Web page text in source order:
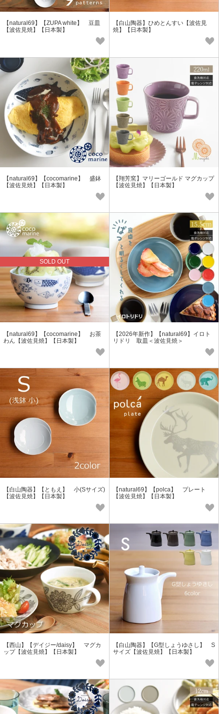
【natural69】【ZUPA white】 豆皿
【波佐見焼】【日本製】
【白山陶器】ひめとんすい【波佐見
焼】【日本製】
【natural69】【cocomarine】 盛鉢
【波佐見焼】【日本製】
【翔芳窯】マリーゴールド マグカップ
【波佐見焼】【日本製】
SOLD OUT
【natural69】【cocomarine】 お茶
わん【波佐見焼】【日本製】
【2026年新作】【natural69】イロト
リドリ 取皿＜波佐見焼＞
【白山陶器】【ともえ】 小(Sサイズ)
【波佐見焼】【日本製】
【natural69】【polca】 プレート
【波佐見焼】【日本製】
【西山】【デイジー/daisy】 マグカ
ップ【波佐見焼】【日本製】
【白山陶器】【G型しょうゆさし】 S
サイズ【波佐見焼】【日本製】